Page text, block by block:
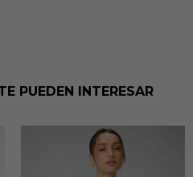
PUEDEN INTERESAR